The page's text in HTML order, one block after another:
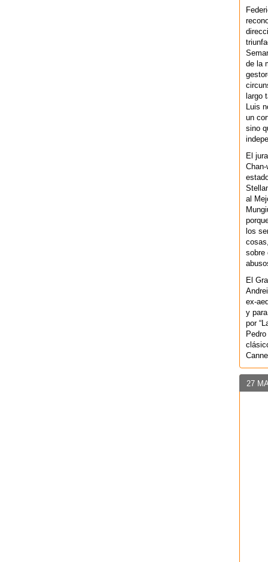
de la
largo
Luis
un
sino
El
al
los
sobre
El
ex-
y
por
27